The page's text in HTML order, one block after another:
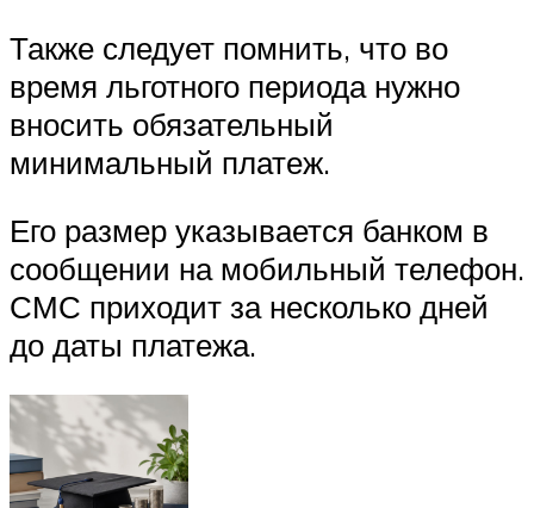
Также следует помнить, что во
время льготного периода нужно
вносить обязательный
минимальный платеж.
Его размер указывается банком в
сообщении на мобильный телефон.
СМС приходит за несколько дней
до даты платежа.